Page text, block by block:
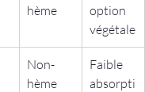
hème
option
végétale
Non-
hème
Faible
absorpti